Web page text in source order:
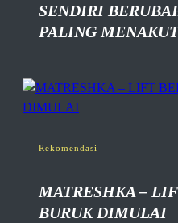
SENDIRI
PALING
Rekomendasi
MATRESHKA –
BURUK DIMULAI